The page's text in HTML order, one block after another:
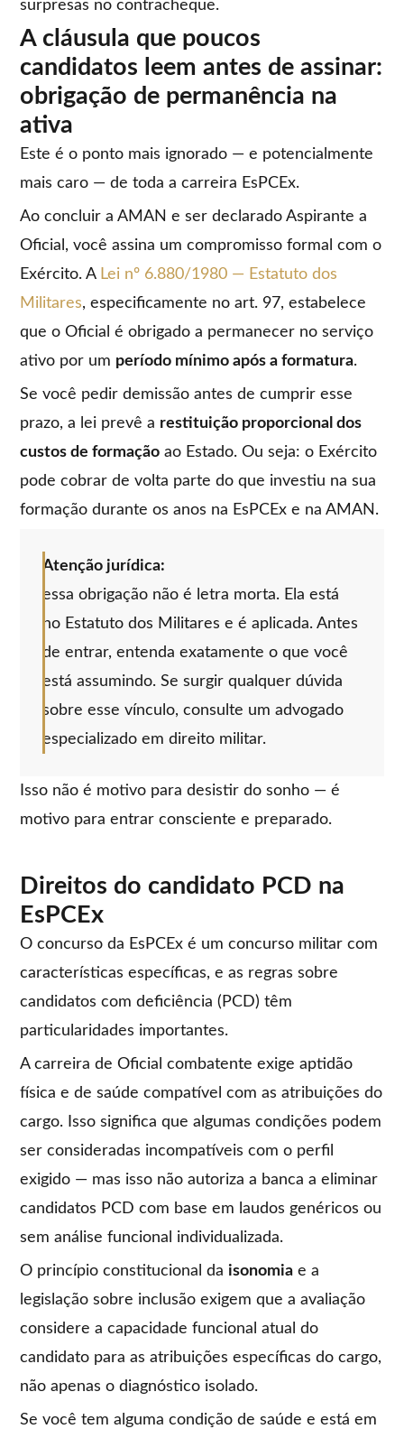
surpresas no contracheque.
A cláusula que poucos
candidatos leem antes de assinar:
obrigação de permanência na
ativa
Este é o ponto mais ignorado — e potencialmente
mais caro — de toda a carreira EsPCEx.
Ao concluir a AMAN e ser declarado Aspirante a
Oficial, você assina um compromisso formal com o
Exército. A Lei nº 6.880/1980 — Estatuto dos
Militares, especificamente no art. 97, estabelece
que o Oficial é obrigado a permanecer no serviço
ativo por um período mínimo após a formatura.
Se você pedir demissão antes de cumprir esse
prazo, a lei prevê a restituição proporcional dos
custos de formação ao Estado. Ou seja: o Exército
pode cobrar de volta parte do que investiu na sua
formação durante os anos na EsPCEx e na AMAN.
Atenção jurídica:
essa obrigação não é letra morta. Ela está
no Estatuto dos Militares e é aplicada. Antes
de entrar, entenda exatamente o que você
está assumindo. Se surgir qualquer dúvida
sobre esse vínculo, consulte um advogado
especializado em direito militar.
Isso não é motivo para desistir do sonho — é
motivo para entrar consciente e preparado.
Direitos do candidato PCD na
EsPCEx
O concurso da EsPCEx é um concurso militar com
características específicas, e as regras sobre
candidatos com deficiência (PCD) têm
particularidades importantes.
A carreira de Oficial combatente exige aptidão
física e de saúde compatível com as atribuições do
cargo. Isso significa que algumas condições podem
ser consideradas incompatíveis com o perfil
exigido — mas isso não autoriza a banca a eliminar
candidatos PCD com base em laudos genéricos ou
sem análise funcional individualizada.
O princípio constitucional da isonomia e a
legislação sobre inclusão exigem que a avaliação
considere a capacidade funcional atual do
candidato para as atribuições específicas do cargo,
não apenas o diagnóstico isolado.
Se você tem alguma condição de saúde e está em